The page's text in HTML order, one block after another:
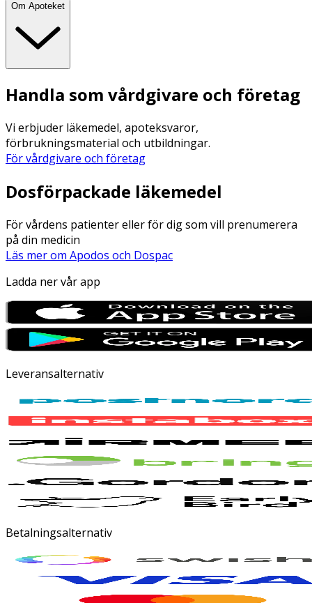
Om Apoteket
Handla som vårdgivare och företag
Vi erbjuder läkemedel, apoteksvaror,
förbrukningsmaterial och utbildningar.
För vårdgivare och företag
Dosförpackade läkemedel
För vårdens patienter eller för dig som vill prenumerera
på din medicin
Läs mer om Apodos och Dospac
Ladda ner vår app
Leveransalternativ
Betalningsalternativ